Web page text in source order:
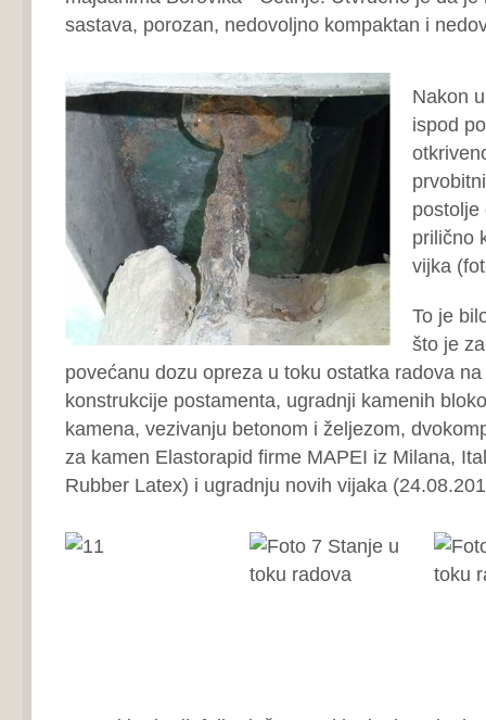
sastava, porozan, nedovoljno kompaktan i
Nakon
ispod
postolje
prilično
vijka
To je
što je
povećanu dozu opreza u toku ostatka radova
konstrukcije postamenta, ugradnji kamenih
kamena, vezivanju betonom i željezom,
za kamen Elastorapid firme MAPEI iz Milana,
Rubber Latex) i ugradnju novih vijaka